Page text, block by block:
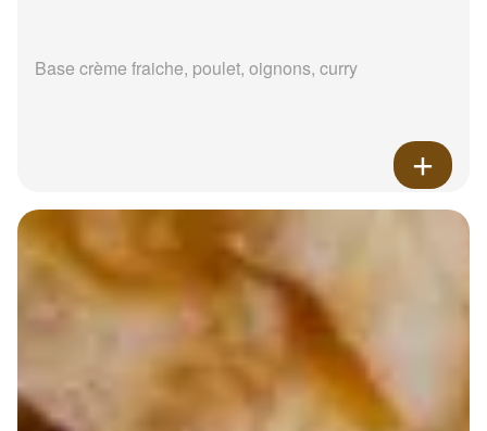
Base crème fraiche, poulet, oignons, curry